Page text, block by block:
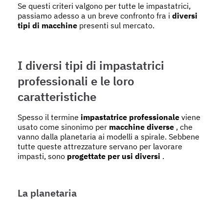
Se questi criteri valgono per tutte le impastatrici,
passiamo adesso a un breve confronto fra i diversi
tipi di macchine presenti sul mercato.
I diversi tipi di impastatrici
professionali e le loro
caratteristiche
Spesso il termine impastatrice professionale viene
usato come sinonimo per macchine diverse , che
vanno dalla planetaria ai modelli a spirale. Sebbene
tutte queste attrezzature servano per lavorare
impasti, sono progettate per usi diversi .
La planetaria